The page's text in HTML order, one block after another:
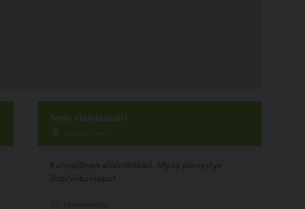
Ivalo eläinlääkäri
Latutie, Inari
Kunnallinen eläinlääkäri. Myös päivystys
illat/viikonloput.